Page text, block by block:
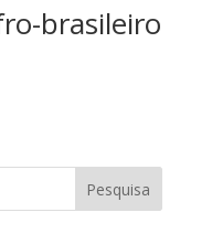
brasileiro
Pesquisa